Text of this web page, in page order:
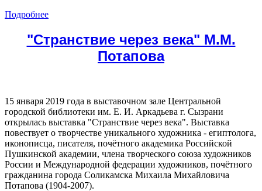
Подробнее
"Странствие через века" М.М.
Потапова
15 января 2019 года в выставочном зале Центральной
городской библиотеки им. Е. И. Аркадьева г. Сызрани
открылась выставка "Странствие через века". Выставка
повествует о творчестве уникального художника - египтолога,
иконописца, писателя, почётного академика Российской
Пушкинской академии, члена творческого союза художников
России и Международной федерации художников, почётного
гражданина города Соликамска Михаила Михайловича
Потапова (1904-2007).